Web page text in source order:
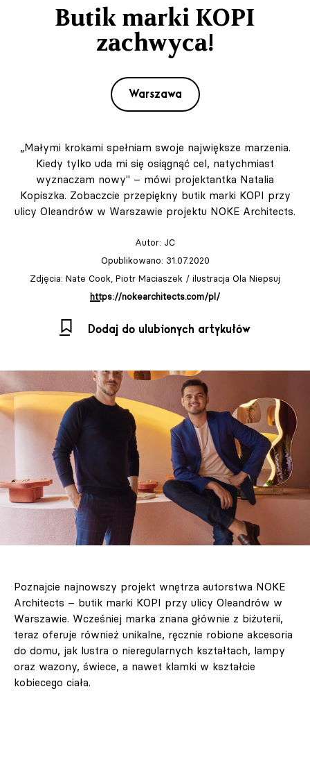
Butik marki KOPI
zachwyca!
Warszawa
„Małymi krokami spełniam swoje największe marzenia.
Kiedy tylko uda mi się osiągnąć cel, natychmiast
wyznaczam nowy" – mówi projektantka Natalia
Kopiszka. Zobaczcie przepiękny butik marki KOPI przy
ulicy Oleandrów w Warszawie projektu NOKE Architects.
Autor: JC
Opublikowano: 31.07.2020
Zdjęcia: Nate Cook, Piotr Maciaszek / ilustracja Ola Niepsuj
https://nokearchitects.com/pl/
Dodaj do ulubionych artykułów
Poznajcie najnowszy projekt wnętrza autorstwa NOKE
Architects – butik marki KOPI przy ulicy Oleandrów w
Warszawie. Wcześniej marka znana głównie z biżuterii,
teraz oferuje również unikalne, ręcznie robione akcesoria
do domu, jak lustra o nieregularnych kształtach, lampy
oraz wazony, świece, a nawet klamki w kształcie
kobiecego ciała.